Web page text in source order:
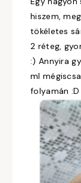
hiszem,
tökéletes
2 réteg,
:) Annyira
ml
folyamán :D